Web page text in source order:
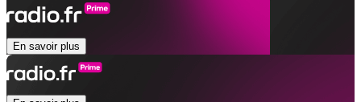
En savoir plus